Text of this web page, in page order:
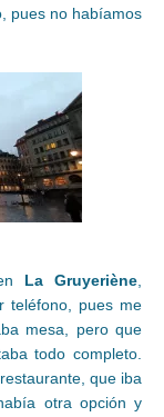
pues no habíamos
La Gruyeriène,
teléfono, pues me
mesa, pero que
todo completo.
que iba
otra opción y